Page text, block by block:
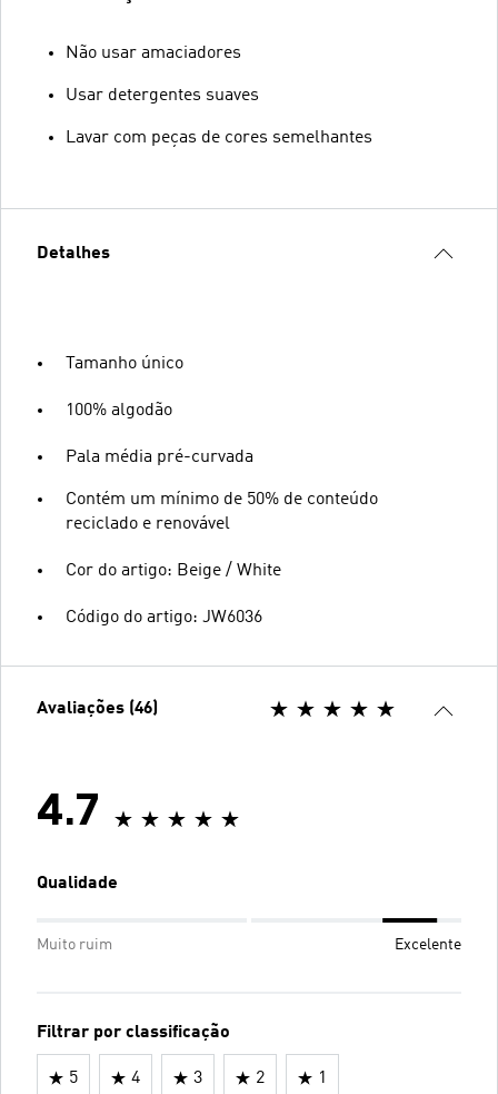
Não usar amaciadores
Usar detergentes suaves
Lavar com peças de cores semelhantes
Detalhes
Tamanho único
100% algodão
Pala média pré-curvada
Contém um mínimo de 50% de conteúdo
reciclado e renovável
Cor do artigo: Beige / White
Código do artigo: JW6036
Avaliações (46)
4.7
Qualidade
Muito ruim Excelente
Filtrar por classificação
5 4 3 2 1